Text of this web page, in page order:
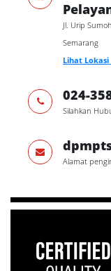
Jl. Urip
Semarang
Lihat Lokasi
024-
Silahkan
Alamat